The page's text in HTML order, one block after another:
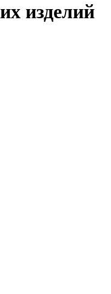
изделий